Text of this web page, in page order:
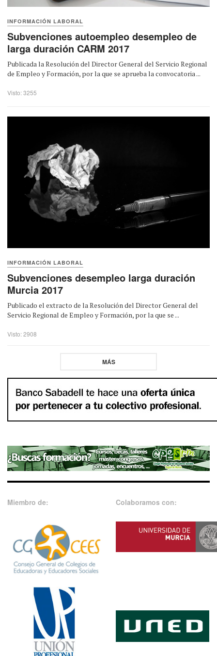
INFORMACIÓN LABORAL
Subvenciones autoempleo desempleo de
larga duración CARM 2017
Publicada la Resolución del Director General del Servicio Regional
de Empleo y Formación, por la que se aprueba la convocatoria ...
Visto: 3255
INFORMACIÓN LABORAL
Subvenciones desempleo larga duración
Murcia 2017
Publicado el extracto de la Resolución del Director General del
Servicio Regional de Empleo y Formación, por la que se ...
Visto: 2908
MÁS
Miembro de: Colaboramos con: